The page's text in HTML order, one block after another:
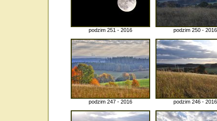
podzim 251 - 2016 podzim 250 - 2016
podzim 247 - 2016 podzim 246 - 2016